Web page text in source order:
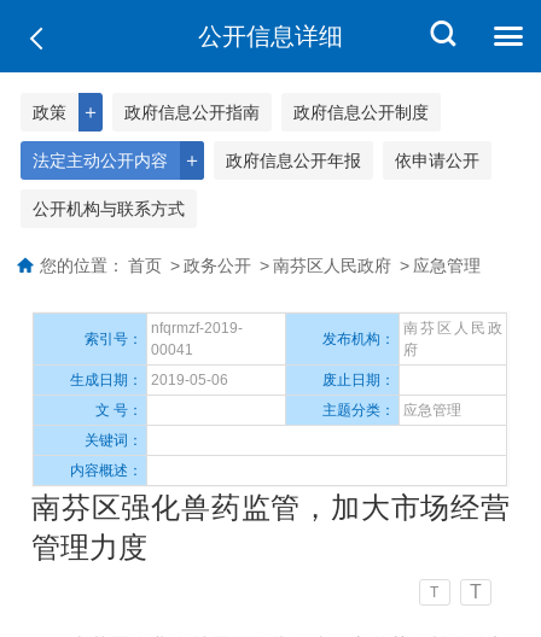
公开信息详细
＋
政策 政府信息公开指南 政府信息公开制度
＋
法定主动公开内容 政府信息公开年报 依申请公开
公开机构与联系方式
您的位置： 首页 > 政务公开 > 南芬区人民政府 > 应急管理
索引号：
nfqrmzf-2019-
00041
发布机构：
南芬区人民政
府
生成日期：
2019-05-06
废止日期：
文 号：
主题分类：
应急管理
关键词：
内容概述：
南芬区强化兽药监管，加大市场经营
管理力度
T T